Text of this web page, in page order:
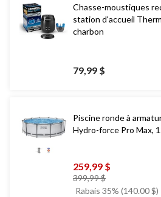
Chasse-moustiques
station d'accueil
charbon
79,99 $
Piscine ronde à
Hydro-force Pro Max,
259,99 $
399,99 $prix
était
Rabais 35% (140.00 $)